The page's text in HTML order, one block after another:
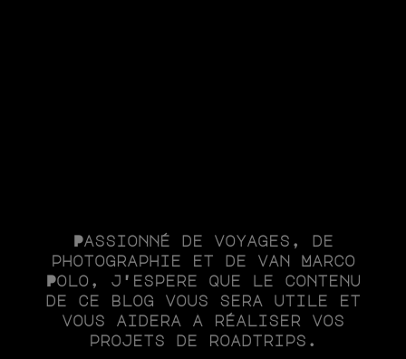
Passionné de voyages, de
photographie et de van Marco
Polo, j'espère que le contenu
de ce blog vous sera utile et
vous aidera à réaliser vos
projets de roadtrips.